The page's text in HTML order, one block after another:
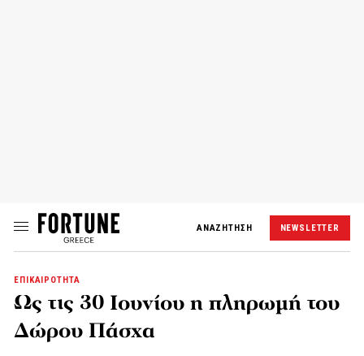
ΑΝΑΖΗΤΗΣΗ NEWSLETTER
ΕΠΙΚΑΙΡΟΤΗΤΑ
Ως τις 30 Ιουνίου η πληρωμή του
Δώρου Πάσχα